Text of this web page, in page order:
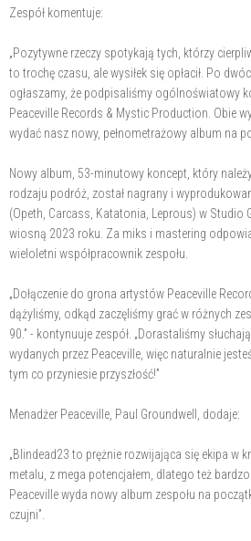
Zespół komentuje:
„Pozytywne rzeczy spotykają tych, którzy
to trochę czasu, ale wysiłek się opłacił. Po
ogłaszamy, że podpisaliśmy ogólnoświatowy
Peaceville Records & Mystic Production. Obie
wydać nasz nowy, pełnometrażowy album na
Nowy album, 53-minutowy koncept, który
rodzaju podróż, został nagrany i
(Opeth, Carcass, Katatonia, Leprous) w Studio
wiosną 2023 roku. Za miks i mastering
wieloletni współpracownik zespołu.
„Dołączenie do grona artystów Peaceville
dążyliśmy, odkąd zaczęliśmy grać w różnych
90.” - kontynuuje zespół. „Dorastaliśmy
wydanych przez Peaceville, więc naturalnie
tym co przyniesie przyszłość!”
Menadżer Peaceville, Paul Groundwell, dodaje:
„Blindead23 to prężnie rozwijająca się ekipa w
metalu, z mega potencjałem, dlatego też
Peaceville wyda nowy album zespołu na
czujni”.